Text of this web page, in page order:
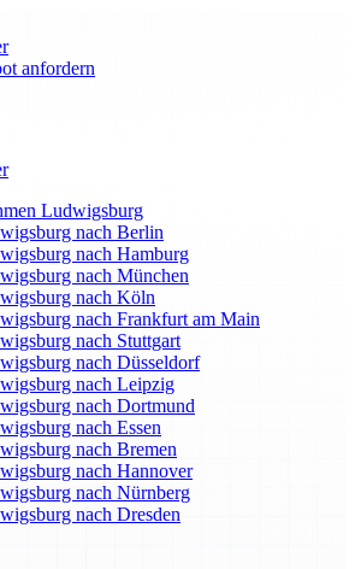
anfordern
Ludwigsburg
nach Berlin
nach Hamburg
nach München
nach Köln
nach Frankfurt am Main
nach Stuttgart
nach Düsseldorf
nach Leipzig
nach Dortmund
nach Essen
nach Bremen
nach Hannover
nach Nürnberg
nach Dresden